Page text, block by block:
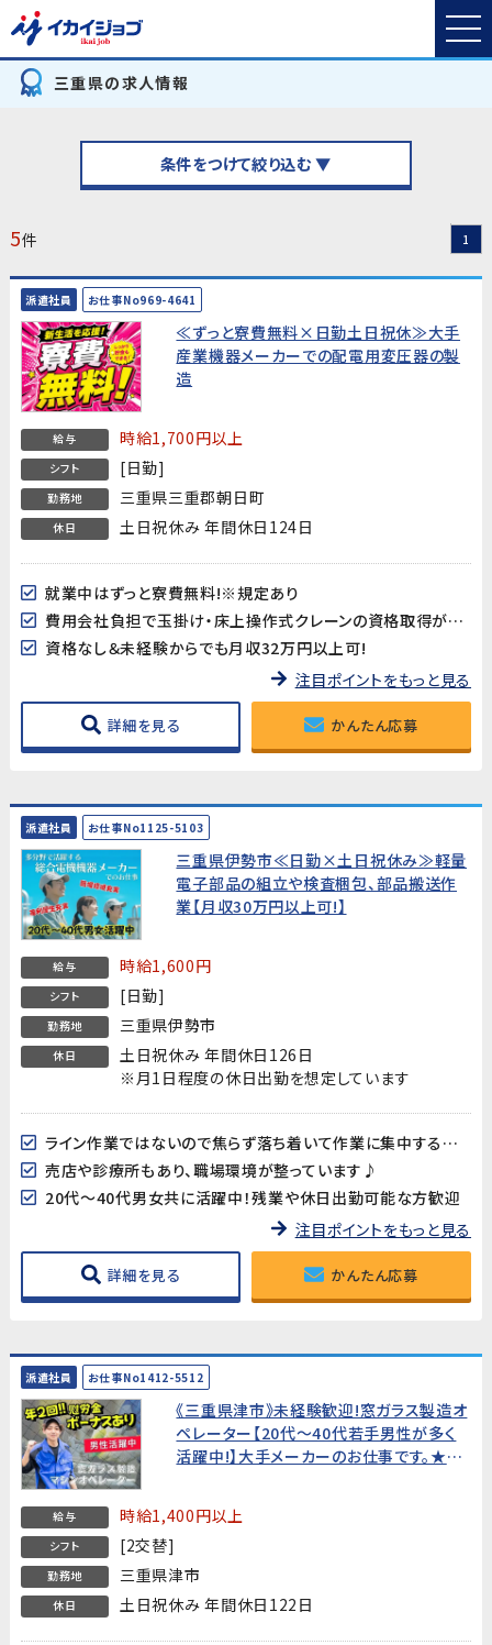
三重県の求人情報
条件をつけて絞り込む ▼
5件 1
派遣社員 お仕事No969-4641
≪ずっと寮費無料×日勤土日祝休≫大手
産業機器メーカーでの配電用変圧器の製
造
給与 時給1,700円以上
シフト [日勤]
勤務地 三重県三重郡朝日町
休日 土日祝休み 年間休日124日
就業中はずっと寮費無料!※規定あり
費用会社負担で玉掛け・床上操作式クレーンの資格取得ができる☆
資格なし＆未経験からでも月収32万円以上可!
注目ポイントをもっと見る
詳細を見る かんたん応募
派遣社員 お仕事No1125-5103
三重県伊勢市≪日勤×土日祝休み≫軽量
電子部品の組立や検査梱包、部品搬送作
業【月収30万円以上可!】
給与 時給1,600円
シフト [日勤]
勤務地 三重県伊勢市
休日
土日祝休み 年間休日126日
※月1日程度の休日出勤を想定しています
ライン作業ではないので焦らず落ち着いて作業に集中することができます
売店や診療所もあり、職場環境が整っています♪
20代～40代男女共に活躍中！残業や休日出勤可能な方歓迎
注目ポイントをもっと見る
詳細を見る かんたん応募
派遣社員 お仕事No1412-5512
《三重県津市》未経験歓迎!窓ガラス製造オ
ペレーター【20代～40代若手男性が多く
活躍中!】大手メーカーのお仕事です。★年
給与 時給1,400円以上
シフト [2交替]
勤務地 三重県津市
休日 土日祝休み 年間休日122日